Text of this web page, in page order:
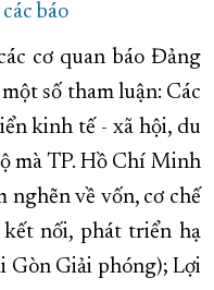
báo
cơ quan báo Đảng
số tham luận: Các
kinh tế - xã hội, du
mà TP. Hồ Chí Minh
nghẽn về vốn, cơ chế
nối, phát triển hạ
Gòn Giải phóng); Lợi